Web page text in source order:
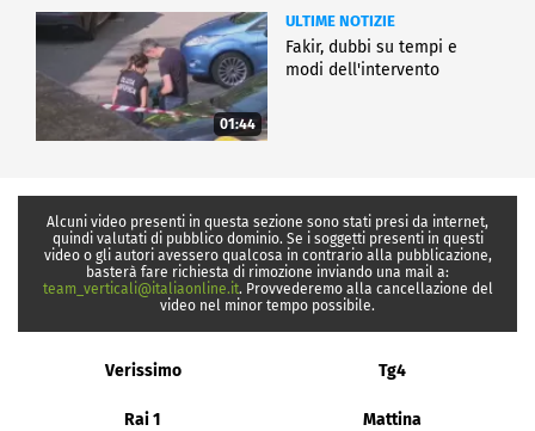
01:44
ULTIME NOTIZIE
Fakir, dubbi su tempi e
modi dell'intervento
Alcuni video presenti in questa sezione sono stati presi da internet,
quindi valutati di pubblico dominio. Se i soggetti presenti in questi
video o gli autori avessero qualcosa in contrario alla pubblicazione,
basterà fare richiesta di rimozione inviando una mail a:
team_verticali@italiaonline.it. Provvederemo alla cancellazione del
video nel minor tempo possibile.
Verissimo Tg4
Rai 1 Mattina